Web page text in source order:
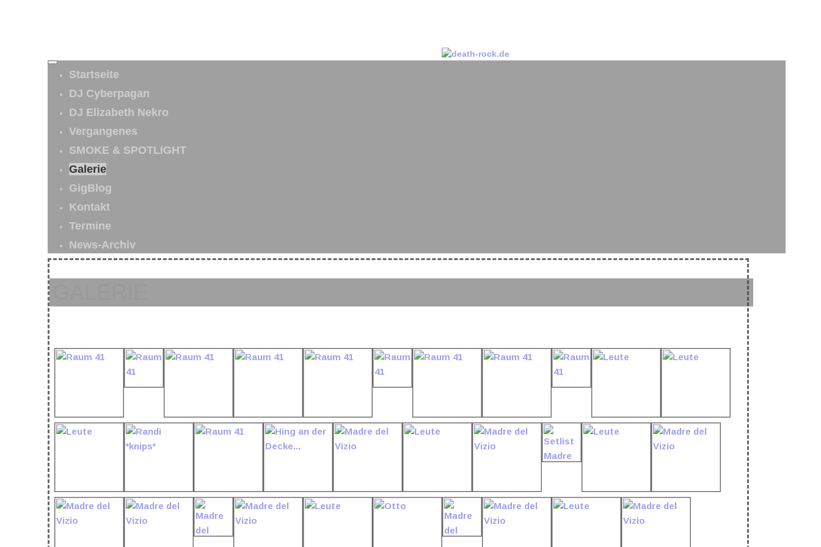
Startseite
DJ Cyberpagan
DJ Elizabeth Nekro
Vergangenes
SMOKE & SPOTLIGHT
Galerie
GigBlog
Kontakt
Termine
News-Archiv